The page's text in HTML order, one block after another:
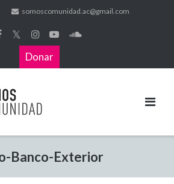
somoscomunidad.ac@gmail.com
𝕏
Donar
Banco-Exterior